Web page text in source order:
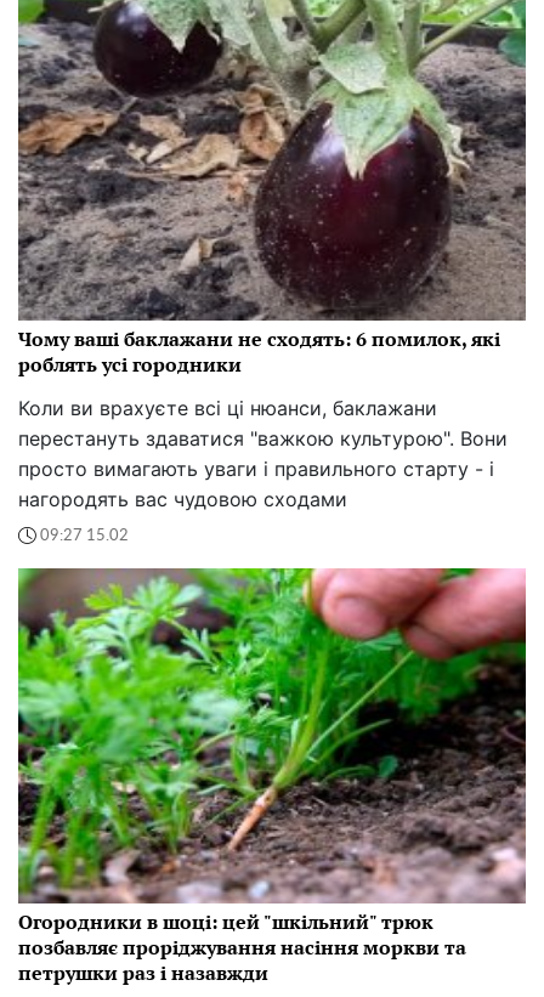
Чому ваші баклажани не сходять: 6 помилок, які
роблять усі городники
Коли ви врахуєте всі ці нюанси, баклажани
перестануть здаватися "важкою культурою". Вони
просто вимагають уваги і правильного старту - і
нагородять вас чудовою сходами
09:27 15.02
Огородники в шоці: цей "шкільний" трюк
позбавляє проріджування насіння моркви та
петрушки раз і назавжди